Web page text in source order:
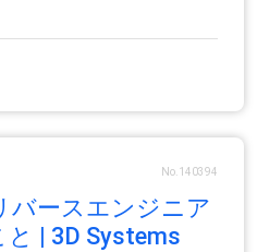
No.140394
バースエンジニア
| 3D Systems